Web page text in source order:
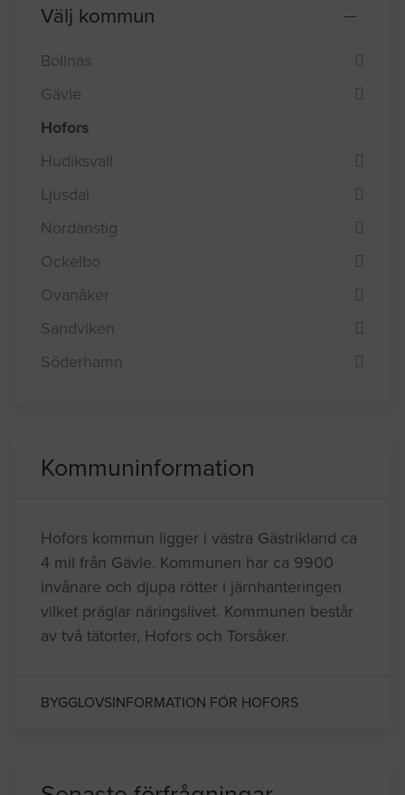
Välj kommun
Bollnäs
Gävle
Hofors
Hudiksvall
Ljusdal
Nordanstig
Ockelbo
Ovanåker
Sandviken
Söderhamn
Kommuninformation
Hofors kommun ligger i västra Gästrikland ca
4 mil från Gävle. Kommunen har ca 9900
invånare och djupa rötter i järnhanteringen
vilket präglar näringslivet. Kommunen består
av två tätorter, Hofors och Torsåker.
BYGGLOVSINFORMATION FÖR HOFORS